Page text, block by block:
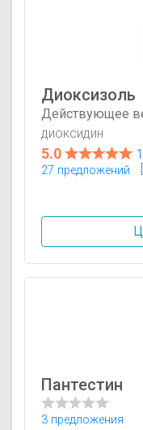
Диоксизоль
Действующее
диоксидин
5.0
27 предложений
Пантестин
3 предложения